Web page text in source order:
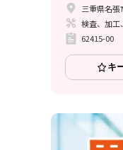
三重県名張
検査、加工
62415-00
キ